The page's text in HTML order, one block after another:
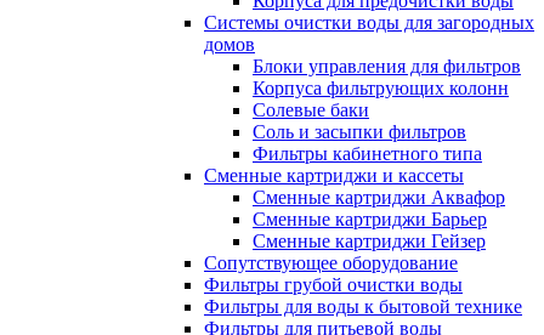
Системы очистки воды для загородных
домов
Блоки управления для фильтров
Корпуса фильтрующих колонн
Солевые баки
Соль и засыпки фильтров
Фильтры кабинетного типа
Сменные картриджи и кассеты
Сменные картриджи Аквафор
Сменные картриджи Барьер
Сменные картриджи Гейзер
Сопутствующее оборудование
Фильтры грубой очистки воды
Фильтры для воды к бытовой технике
Фильтры для питьевой воды